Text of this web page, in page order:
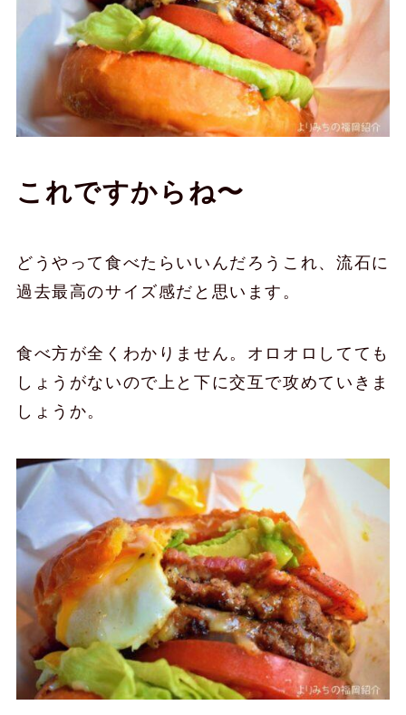
これですからね〜
どうやって食べたらいいんだろうこれ、流石に
過去最高のサイズ感だと思います。
食べ方が全くわかりません。オロオロしてても
しょうがないので上と下に交互で攻めていきま
しょうか。